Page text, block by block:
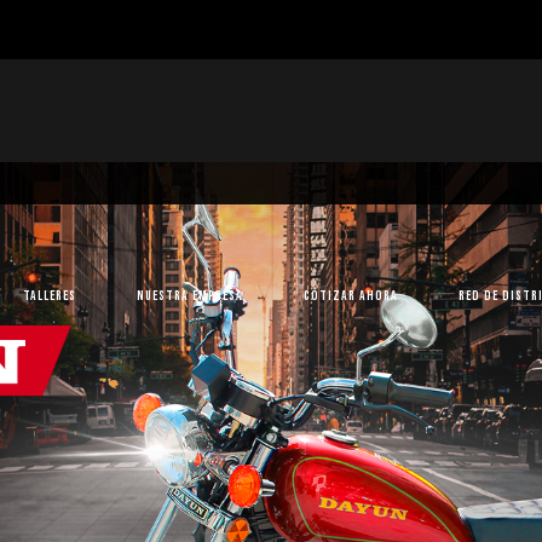
Talleres Nuestra Empresa Cotizar Ahora Red de